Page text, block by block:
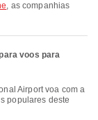
, as companhias
voos para
Airport voa com a
populares deste